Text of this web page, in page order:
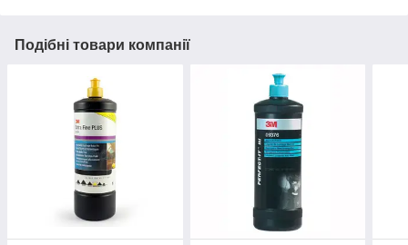
Подібні товари компанії